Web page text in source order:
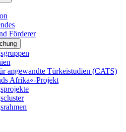
Förderer
angewandte Türkeistudien (CATS)
Afrika«-Projekt